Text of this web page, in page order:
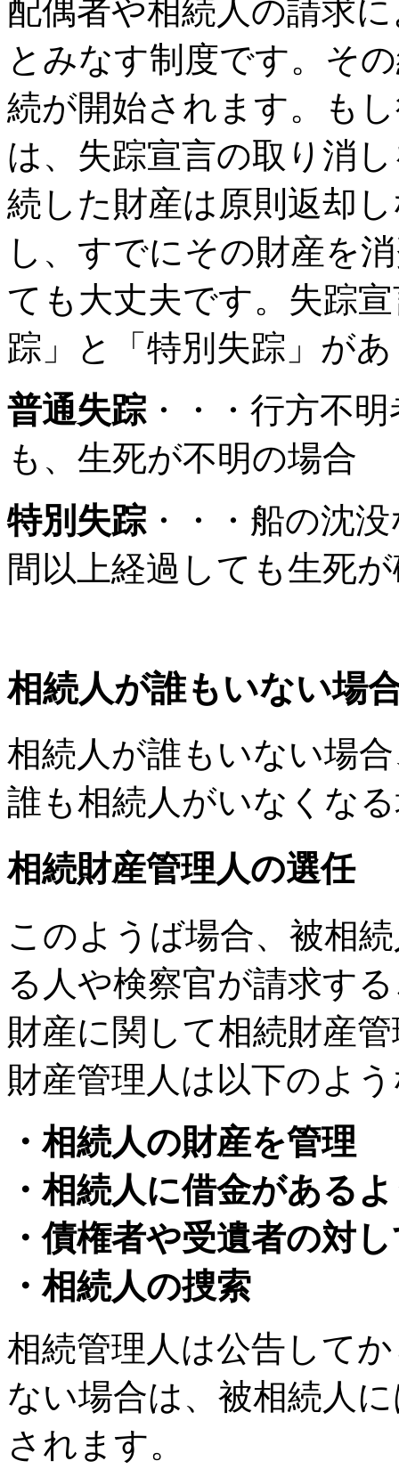
配偶者や相続人の請求
とみなす制度です。そ
続が開始されます。も
は、失踪宣言の取り消
続した財産は原則返却
し、すでにその財産を
ても大丈夫です。失踪
踪」と「特別失踪」が
普通失踪 ・・・行方不
も、生死が不明の場合
特別失踪 ・・・船の沈
間以上経過しても生死
相続人が誰もいない場
相続人が誰もいない場
誰も相続人がいなくな
相続財産管理人の選任
このようば場合、被相
る人や検察官が請求す
財産に関して相続財産
財産管理人は以下のよ
・相続人の財産を管理
・相続人に借金がある
・債権者や受遺者の対
・相続人の捜索
相続管理人は公告して
ない場合は、被相続人
されます。